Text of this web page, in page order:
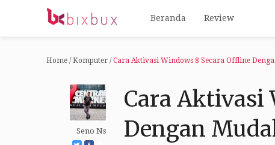
Beranda Review
Home /Komputer /Cara Aktivasi Windows 8 Secara Offline
Seno Ns
Cara Aktivasi
Dengan